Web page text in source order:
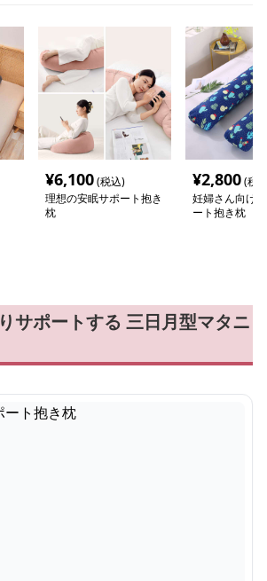
¥6,100(税込)
理想の安眠サポート抱き
枕
¥2,800(税
妊婦さん向け
ート抱き枕
サポートする 三日月型マタニ